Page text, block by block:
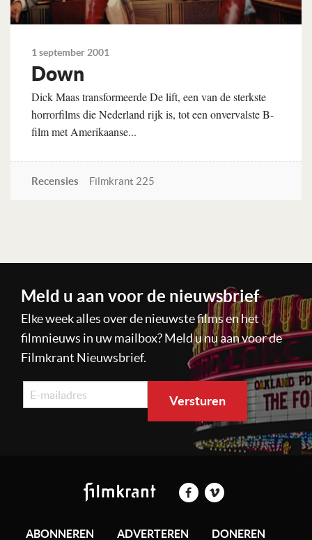
1 september 2001
Down
Dick Maas transformeerde De lift, een van de sterkste
horrorfilms die Nederland rijk is, tot een onvervalste B-
film met Amerikaanse...
Recensies Filmkrant 225
Meld u aan voor de nieuwsbrief
Elke week alles over de nieuwste films en het
filmnieuws in uw mailbox? Meld u nu aan voor de
Filmkrant Nieuwsbrief.
ABONNEREN ADVERTEREN DONEREN